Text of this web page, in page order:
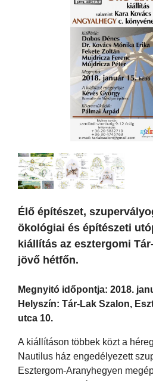
Élő építészet,
ökológiai és építészeti
kiállítás az esztergomi
jövő hétfőn.
Megnyitó időpontja: 2018.
Helyszín: Tár-Lak Szalon,
utca 10.
A kiállításon többek közt a
Nautilus ház engedélyezett
Esztergom-Aranyhegyen